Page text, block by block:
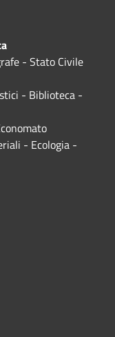
- Stato Civile
- Biblioteca -
- Ecologia -